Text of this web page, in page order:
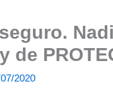
de
2020